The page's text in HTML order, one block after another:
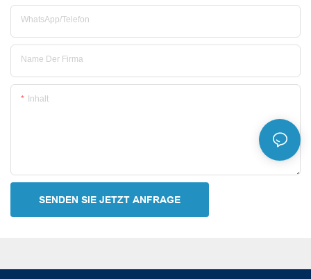
WhatsApp/Telefon
Name Der Firma
Inhalt
SENDEN SIE JETZT ANFRAGE